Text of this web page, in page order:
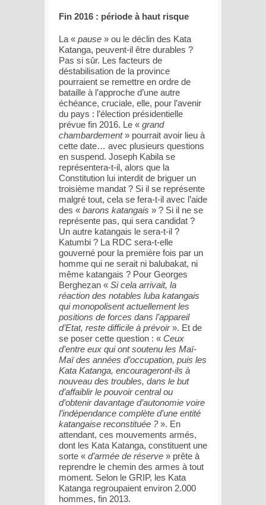
Fin 2016 : période à haut risque
La « pause » ou le déclin des Kata
Katanga, peuvent-il être durables ?
Pas si sûr. Les facteurs de
déstabilisation de la province
pourraient se remettre en ordre de
bataille à l’approche d’une autre
échéance, cruciale, elle, pour l’avenir
du pays : l’élection présidentielle
prévue fin 2016. Le « grand
chambardement» pourrait avoir lieu à
cette date… avec plusieurs questions
en suspend. Joseph Kabila se
représentera-t-il, alors que la
Constitution lui interdit de briguer un
troisième mandat ? Si il se représente
malgré tout, cela se fera-t-il avec l’aide
des « barons katangais » ? Si il ne se
représente pas, qui sera candidat ?
Un autre katangais le sera-t-il ?
Katumbi ? La RDC sera-t-elle
gouverné pour la première fois par un
homme qui ne serait ni balubakat, ni
même katangais ? Pour Georges
Berghezan « Si cela arrivait, la
réaction des notables luba katangais
qui monopolisent actuellement les
positions de forces dans l’appareil
d’Etat, reste difficile à prévoir». Et de
se poser cette question : « Ceux
d’entre eux qui ont soutenu les Maï-
Maï des années d’occupation, puis les
Kata Katanga, encourageront-ils à
nouveau des troubles, dans le but
d’affaiblir le pouvoir central ou
d’obtenir davantage d’autonomie voire
l’indépendance complète d’une entité
katangaise reconstituée ?». En
attendant, ces mouvements armés,
dont les Kata Katanga, constituent une
sorte « d’armée de réserve » prête à
reprendre le chemin des armes à tout
moment. Selon le GRIP, les Kata
Katanga regroupaient environ 2.000
hommes, fin 2013.